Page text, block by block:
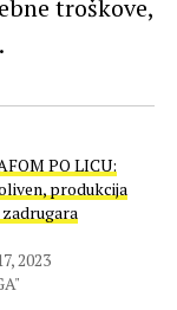
troškove,
PO LICU:
produkcija
2023